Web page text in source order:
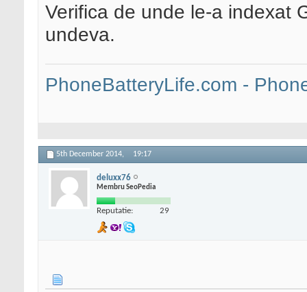
Verifica de unde le-a indexat
undeva.
PhoneBatteryLife.com -
5th December 2014, 19:17
deluxx76
Membru SeoPedia
Reputatie: 29